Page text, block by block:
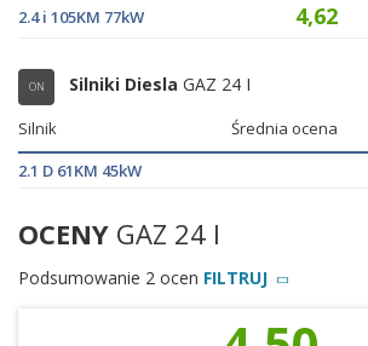
2.4 i 105KM 77kW
4,62
ON Silniki Diesla GAZ 24 I
Silnik Średnia ocena
2.1 D 61KM 45kW
OCENY GAZ 24 I
Podsumowanie 2 ocen FILTRUJ